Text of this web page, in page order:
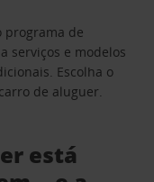
programa de
serviços e modelos
Escolha o
de aluguer.
está